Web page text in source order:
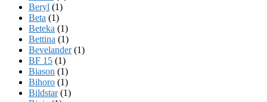
Beryl (1)
Beta (1)
Beteka (1)
Bettina (1)
Bevelander(1)
BF 15 (1)
Biason (1)
Bihoro (1)
Bildstar(1)